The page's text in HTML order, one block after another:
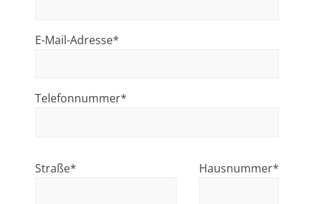
E-Mail-Adresse*
Telefonnummer*
Straße* Hausnummer*